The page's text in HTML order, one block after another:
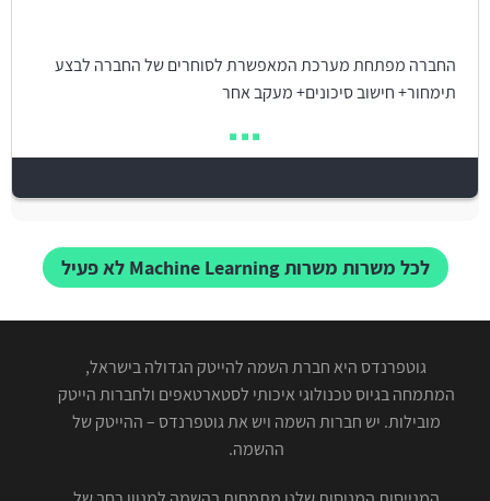
החברה מפתחת מערכת המאפשרת לסוחרים של החברה לבצע
תימחור+ חישוב סיכונים+ מעקב אחר
לכל משרות משרות Machine Learning לא פעיל
גוטפרנדס היא חברת השמה להייטק הגדולה בישראל,
המתמחה בגיוס טכנולוגי איכותי לסטארטאפים ולחברות הייטק
מובילות. יש חברות השמה ויש את גוטפרנדס – ההייטק של
ההשמה.